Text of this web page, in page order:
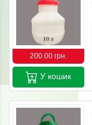
200.00 грн.
У кошик